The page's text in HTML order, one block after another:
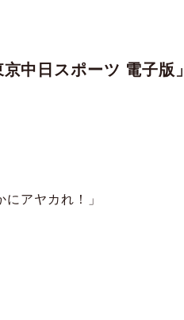
中日スポーツ 電子版」
アヤカれ！」